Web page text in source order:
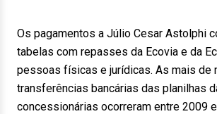
Os pagamentos a Júlio Cesar Astolphi
tabelas com repasses da Ecovia e da
pessoas físicas e jurídicas. As mais de
transferências bancárias das planilhas
concessionárias ocorreram entre 2009